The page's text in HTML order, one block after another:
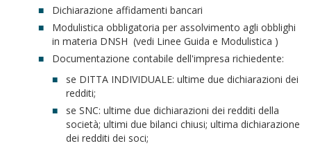
Dichiarazione affidamenti bancari
Modulistica obbligatoria per assolvimento agli obblighi
in materia DNSH (vedi Linee Guida e Modulistica )
Documentazione contabile dell'impresa richiedente:
se DITTA INDIVIDUALE: ultime due dichiarazioni dei
redditi;
se SNC: ultime due dichiarazioni dei redditi della
società; ultimi due bilanci chiusi; ultima dichiarazione
dei redditi dei soci;